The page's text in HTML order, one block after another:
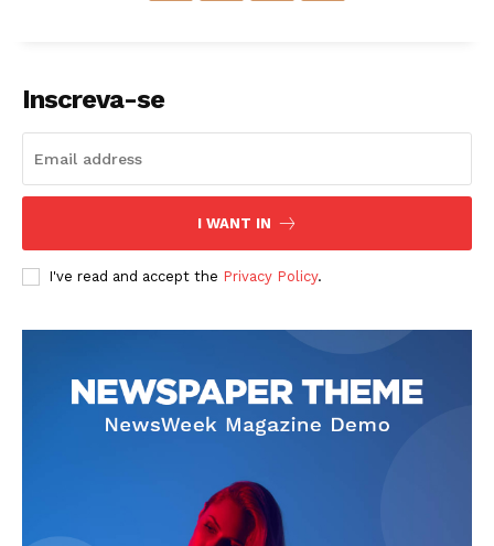
Inscreva-se
I WANT IN
I've read and accept the Privacy Policy.